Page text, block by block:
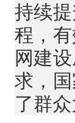
持续
程，
网建
求，
了群